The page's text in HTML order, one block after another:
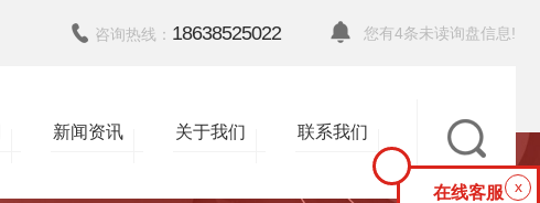
您有4条未读询盘信息!
咨询热线： 18638525022
新闻资讯 关于我们 联系我们
x
在线客服